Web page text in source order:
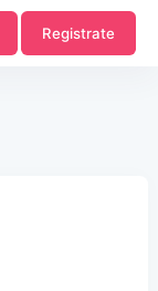
Registrate